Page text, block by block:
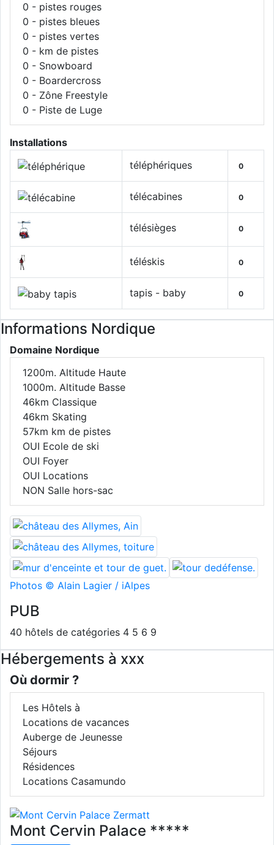
0 - pistes rouges
0 - pistes bleues
0 - pistes vertes
0 - km de pistes
0 - Snowboard
0 - Boardercross
0 - Zône Freestyle
0 - Piste de Luge
Installations
téléphériques
0
télécabines 0
télésièges 0
téléskis 0
tapis - baby 0
Informations Nordique
Domaine Nordique
1200m. Altitude Haute
1000m. Altitude Basse
46km Classique
46km Skating
57km km de pistes
OUI Ecole de ski
OUI Foyer
OUI Locations
NON Salle hors-sac
Photos © Alain Lagier / iAlpes
PUB
40 hôtels de catégories 4 5 6 9
Hébergements à xxx
Où dormir ?
Les Hôtels à
Locations de vacances
Auberge de Jeunesse
Séjours
Résidences
Locations Casamundo
Mont Cervin Palace *****